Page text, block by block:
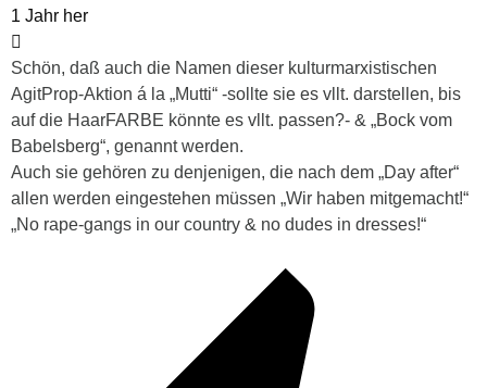
1 Jahr her
Schön, daß auch die Namen dieser kulturmarxistischen
AgitProp-Aktion á la „Mutti“ -sollte sie es vllt. darstellen, bis
auf die HaarFARBE könnte es vllt. passen?- & „Bock vom
Babelsberg“, genannt werden.
Auch sie gehören zu denjenigen, die nach dem „Day after“
allen werden eingestehen müssen „Wir haben mitgemacht!“
„No rape-gangs in our country & no dudes in dresses!“